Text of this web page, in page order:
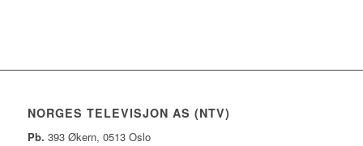
NORGES TELEVISJON AS (NTV)
Pb. 393 Økern, 0513 Oslo